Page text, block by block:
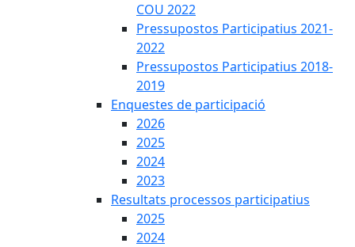
COU 2022
Pressupostos Participatius 2021-
2022
Pressupostos Participatius 2018-
2019
Enquestes de participació
2026
2025
2024
2023
Resultats processos participatius
2025
2024